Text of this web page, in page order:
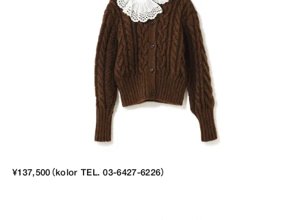
¥137,500（kolor TEL. 03-6427-6226）